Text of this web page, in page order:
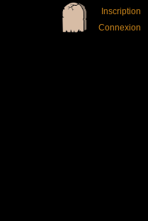
Inscription
Connexion